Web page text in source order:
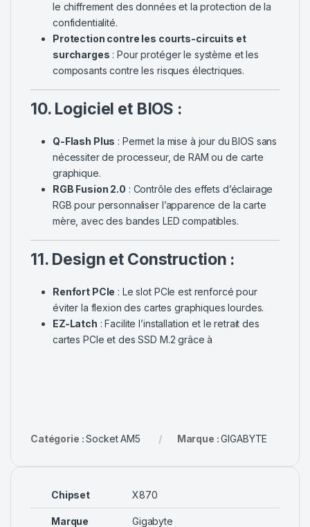
le chiffrement des données et la protection de la
confidentialité.
Protection contre les courts-circuits et
surcharges : Pour protéger le système et les
composants contre les risques électriques.
10. Logiciel et BIOS :
Q-Flash Plus : Permet la mise à jour du BIOS sans
nécessiter de processeur, de RAM ou de carte
graphique.
RGB Fusion 2.0 : Contrôle des effets d’éclairage
RGB pour personnaliser l’apparence de la carte
mère, avec des bandes LED compatibles.
11. Design et Construction :
Renfort PCIe : Le slot PCIe est renforcé pour
éviter la flexion des cartes graphiques lourdes.
EZ-Latch : Facilite l’installation et le retrait des
cartes PCIe et des SSD M.2 grâce à
Catégorie :Socket AM5 Marque :GIGABYTE
Chipset X870
Marque Gigabyte